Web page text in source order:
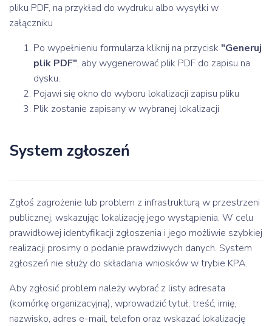
pliku PDF, na przykład do wydruku albo wysyłki w
załączniku
Po wypełnieniu formularza kliknij na przycisk"Generuj
plik PDF", aby wygenerować plik PDF do zapisu na
dysku.
Pojawi się okno do wyboru lokalizacji zapisu pliku
Plik zostanie zapisany w wybranej lokalizacji
System zgłoszeń
Zgłoś zagrożenie lub problem z infrastrukturą w przestrzeni
publicznej, wskazując lokalizację jego wystąpienia. W celu
prawidłowej identyfikacji zgłoszenia i jego możliwie szybkiej
realizacji prosimy o podanie prawdziwych danych. System
zgłoszeń nie służy do składania wniosków w trybie KPA.
Aby zgłosić problem należy wybrać z listy adresata
(komórkę organizacyjną), wprowadzić tytuł, treść, imię,
nazwisko, adres e-mail, telefon oraz wskazać lokalizację